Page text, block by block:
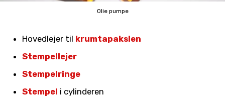
Olie pumpe
Hovedlejer til krumtapakslen
Stempellejer
Stempelringe
Stempel i cylinderen